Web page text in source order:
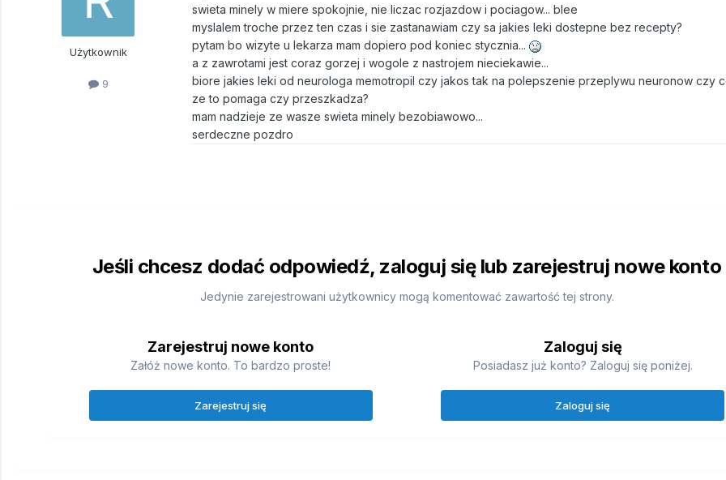
Użytkownik
9
swieta minely w miere spokojnie, nie liczac rozjazdow i pociagow... blee
myslalem troche przez ten czas i sie zastanawiam czy sa jakies leki dostepne bez recepty?
pytam bo wizyte u lekarza mam dopiero pod koniec stycznia...
a z zawrotami jest coraz gorzej i wogole z nastrojem nieciekawie...
biore jakies leki od neurologa memotropil czy jakos tak na polepszenie przeplywu neuronow czy
ze to pomaga czy przeszkadza?
mam nadzieje ze wasze swieta minely bezobiawowo...
serdeczne pozdro
Jeśli chcesz dodać odpowiedź, zaloguj się lub zarejestruj nowe konto
Jedynie zarejestrowani użytkownicy mogą komentować zawartość tej strony.
Zarejestruj nowe konto
Załóż nowe konto. To bardzo proste!
Zarejestruj się
Zaloguj się
Posiadasz już konto? Zaloguj się poniżej.
Zaloguj się